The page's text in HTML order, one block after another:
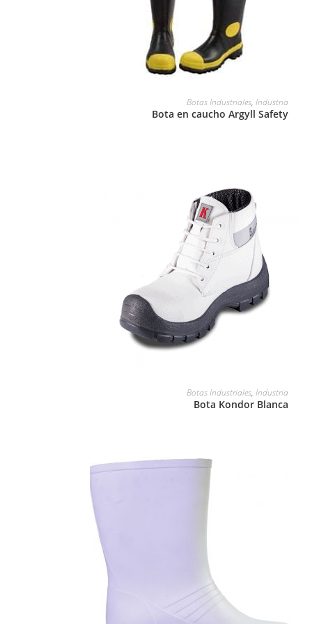
Botas Industriales,Industria
Bota en caucho Argyll Safety
Botas Industriales,Industria
Bota Kondor Blanca